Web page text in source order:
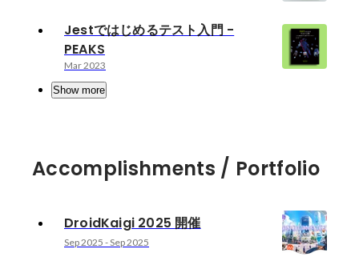
Jestではじめるテスト入門 -
PEAKS
Mar 2023
Show more
Accomplishments / Portfolio
DroidKaigi 2025 開催
Sep 2025 -Sep 2025